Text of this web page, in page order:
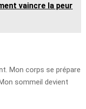
vaincre la peur
Mon corps se prépare
sommeil devient